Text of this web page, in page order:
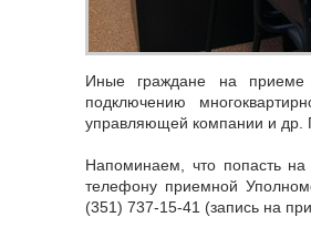
Иные граждане на приеме
подключению
управляющей компании и др.
Напоминаем, что попасть
телефону приемной
(351) 737-15-41 (запись на